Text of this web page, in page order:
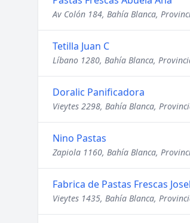
Av Colón 184, Bahía Blanca,
Tetilla Juan C
Líbano 1280, Bahía Blanca,
Doralic Panificadora
Vieytes 2298, Bahía Blanca,
Nino Pastas
Zapiola 1160, Bahía Blanca,
Fabrica de Pastas Frescas
Vieytes 1435, Bahía Blanca,